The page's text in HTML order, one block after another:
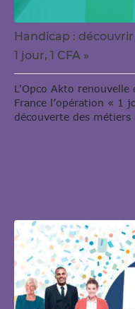
Handicap :
1 jour, 1 CFA »
L'Opco Akto
France l’opération « 1
découverte des métiers